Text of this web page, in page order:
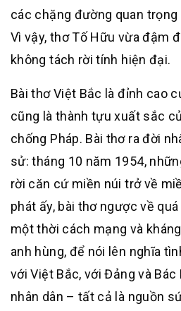
các chặng đường quan
Vì vậy, thơ Tố Hữu vừa đậm
không tách rời tính hiện đại.
Bài thơ Việt Bắc là đỉnh cao
cũng là thành tựu xuất sắc
chống Pháp. Bài thơ ra đời
sử: tháng 10 năm 1954,
rời căn cứ miền núi trở về
phát ấy, bài thơ ngược về
một thời cách mạng và
anh hùng, để nói lên nghĩa
với Việt Bắc, với Đảng và
nhân dân – tất cả là nguồn